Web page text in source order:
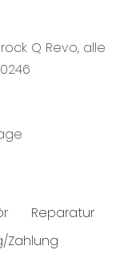
Q Revo, alle
Reparatur
Zahlung